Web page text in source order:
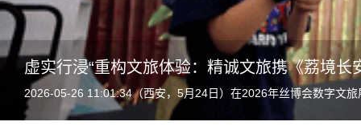
虚实行浸“重构文旅体验：精诚文旅携《荔境长
2026-05-26 11:01:34（西安，5月24日）在2026年丝博会数字文
目，连续多日保持满负荷运转。...